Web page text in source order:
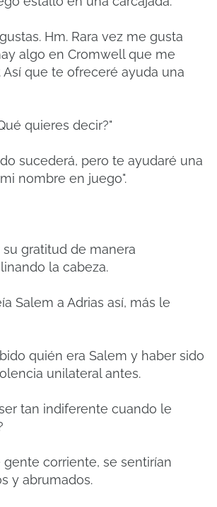
Hm. Rara vez me gusta
algo en Cromwell que me
Así que te ofreceré ayuda una
quieres decir?"
sucederá, pero te ayudaré una
nombre en juego".
su gratitud de manera
la cabeza.
Salem a Adrias así, más le
quién era Salem y haber sido
unilateral antes.
tan indiferente cuando le
gente corriente, se sentirían
y abrumados.